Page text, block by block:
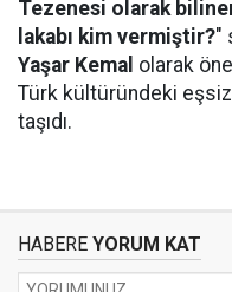
Tezenesi olarak
lakabı kim vermiştir?"
Yaşar Kemal olarak
Türk kültüründeki
taşıdı.
HABERE YORUM KAT